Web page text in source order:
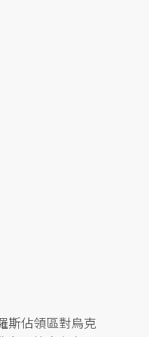
斯佔領區對烏克